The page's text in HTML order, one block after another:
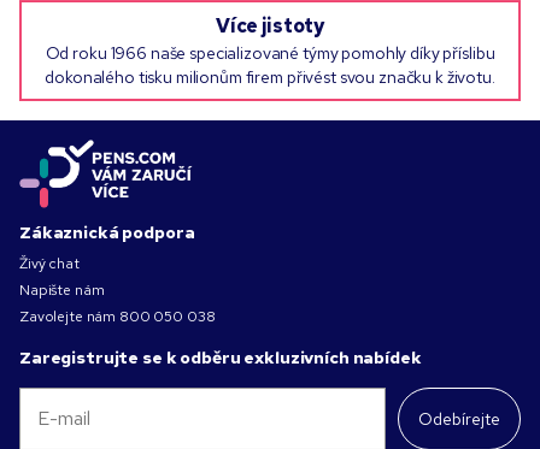
Více jistoty
Od roku 1966 naše specializované týmy pomohly díky příslibu
dokonalého tisku milionům firem přivést svou značku k životu.
Zákaznická podpora
Živý chat
Napište nám
Zavolejte nám 800 050 038
Zaregistrujte se k odběru exkluzivních nabídek
Odebírejte